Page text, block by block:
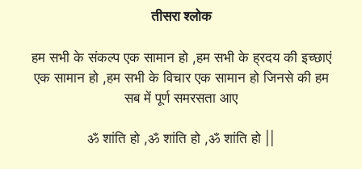
तीसरा श्लोक
हम सभी के संकल्प एक सामान हो ,हम सभी के ह्रदय की इच्छाएं
एक सामान हो ,हम सभी के विचार एक सामान हो जिनसे की हम
सब में पूर्ण समरसता आए
ॐ शांति हो ,ॐ शांति हो ,ॐ शांति हो ||